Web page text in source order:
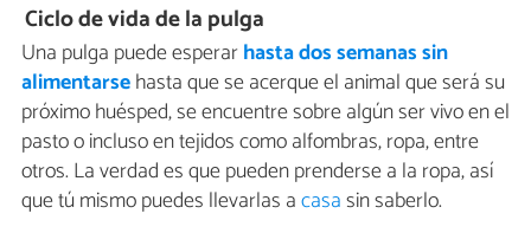
Ciclo de vida de la pulga
Una pulga puede esperarhasta dos semanas sin
alimentarsehasta que se acerque el animal que será su
próximo huésped, se encuentre sobre algún ser vivo en el
pasto o incluso en tejidos como alfombras, ropa, entre
otros. La verdad es que pueden prenderse a la ropa, así
que tú mismo puedes llevarlas acasasin saberlo.